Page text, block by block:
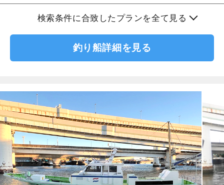
検索条件に合致したプランを全て見る
釣り船詳細を見る